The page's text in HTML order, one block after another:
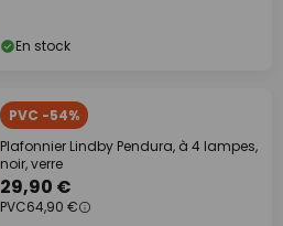
En stock
PVC -54%
Plafonnier Lindby Pendura, à 4 lampes,
noir, verre
29,90 €
PVC64,90 €